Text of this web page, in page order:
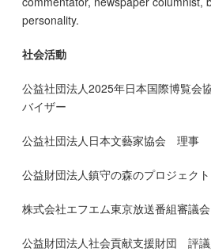
personality.
社会活動
公益社団法人2025年日本国際博覧
バイザー
公益社団法人日本文藝家協会 理事
公益財団法人鎮守の森のプロジェク
株式会社エフエム東京放送番組審議
公益財団法人社会貢献支援財団 評議